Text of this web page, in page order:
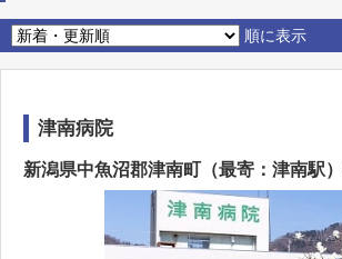
順に表示
津南病院
新潟県中魚沼郡津南町（最寄：津南駅